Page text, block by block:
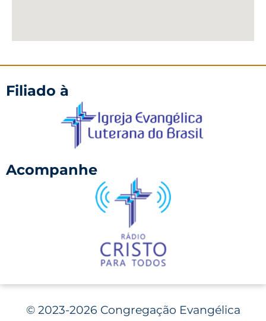
Filiado à
Acompanhe
©2023-2026 Congregação Evangélica